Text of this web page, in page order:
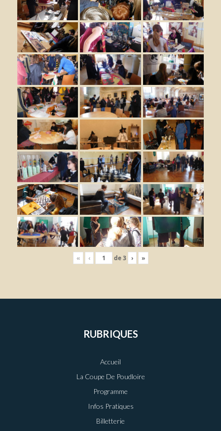
« ‹ de3 › »
RUBRIQUES
Accueil
La Coupe De Poudloire
Programme
Infos Pratiques
Billetterie